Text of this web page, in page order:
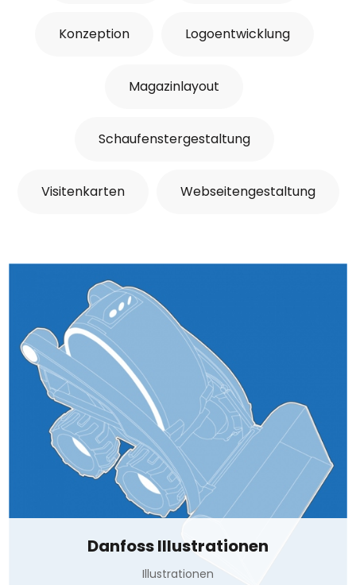
Konzeption Logoentwicklung
Magazinlayout
Schaufenstergestaltung
Visitenkarten Webseitengestaltung
Danfoss Illustrationen
Illustrationen